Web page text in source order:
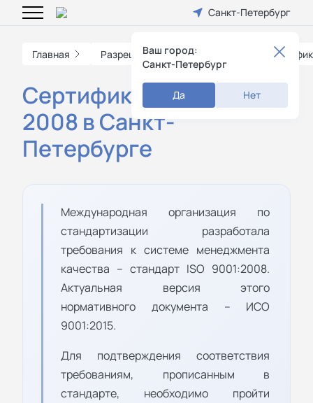
Санкт-Петербург
Ваш город:
Санкт-Петербург
Да Нет
Главная Разрешительные документы
Сертификат ISO 9001
2008 в Санкт-
Петербурге
Международная организация по
стандартизации разработала
требования к системе менеджмента
качества – стандарт ISO 9001:2008.
Актуальная версия этого
нормативного документа – ИСО
9001:2015.
Для подтверждения соответствия
требованиям, прописанным в
стандарте, необходимо пройти